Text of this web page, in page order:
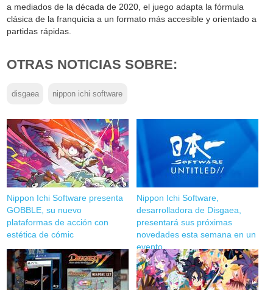
a mediados de la década de 2020, el juego adapta la fórmula
clásica de la franquicia a un formato más accesible y orientado a
partidas rápidas.
OTRAS NOTICIAS SOBRE:
disgaea nippon ichi software
Nippon Ichi Software presenta
GOBBLE, su nuevo
plataformas de acción con
estética de cómic
Nippon Ichi Software,
desarrolladora de Disgaea,
presentará sus próximas
novedades esta semana en un
evento